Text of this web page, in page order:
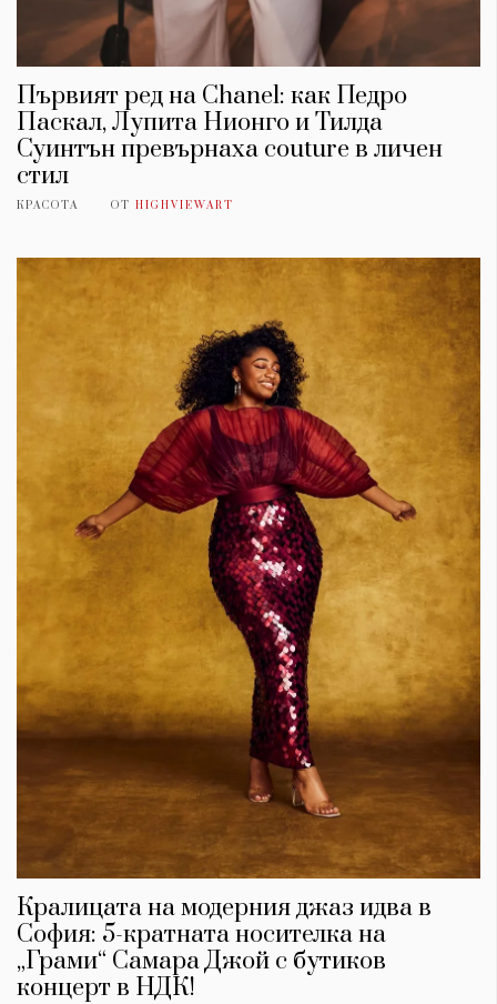
Първият ред на Chanel: как Педро
Паскал, Лупита Нионго и Тилда
Суинтън превърнаха couture в личен
стил
КРАСОТА ОТ HIGHVIEWART
Кралицата на модерния джаз идва в
София: 5-кратната носителка на
„Грами“ Самара Джой с бутиков
концерт в НДК!